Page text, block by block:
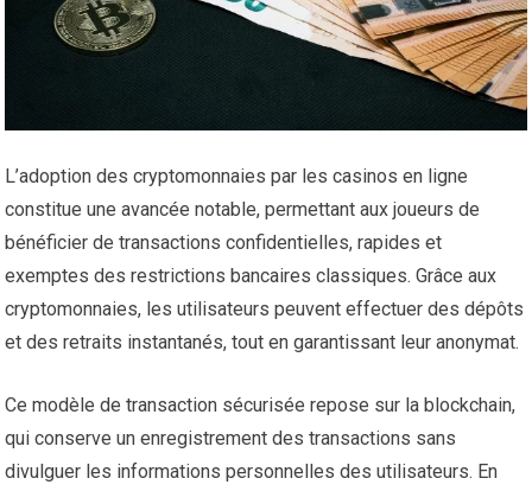
L’adoption des cryptomonnaies par les casinos en ligne
constitue une avancée notable, permettant aux joueurs de
bénéficier de transactions confidentielles, rapides et
exemptes des restrictions bancaires classiques. Grâce aux
cryptomonnaies, les utilisateurs peuvent effectuer des dépôts
et des retraits instantanés, tout en garantissant leur anonymat.
Ce modèle de transaction sécurisée repose sur la blockchain,
qui conserve un enregistrement des transactions sans
divulguer les informations personnelles des utilisateurs. En